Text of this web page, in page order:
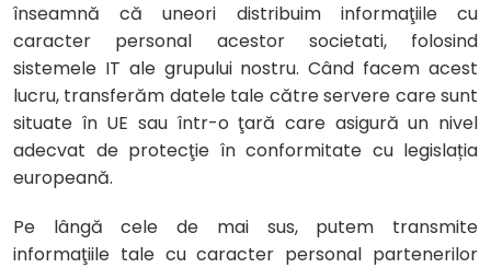
înseamnă că uneori distribuim informaţiile cu
caracter personal acestor societati, folosind
sistemele IT ale grupului nostru. Când facem acest
lucru, transferăm datele tale către servere care sunt
situate în UE sau într-o ţară care asigură un nivel
adecvat de protecţie în conformitate cu legislația
europeană.
Pe lângă cele de mai sus, putem transmite
informaţiile tale cu caracter personal partenerilor